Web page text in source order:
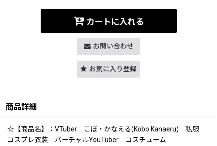
カートに入れる
お問い合わせ
お気に入り登録
商品詳細
☆【商品名】：VTuber こぼ・かなえる(Kobo Kanaeru) 私服
コスプレ衣装 バーチャルYouTuber コスチューム